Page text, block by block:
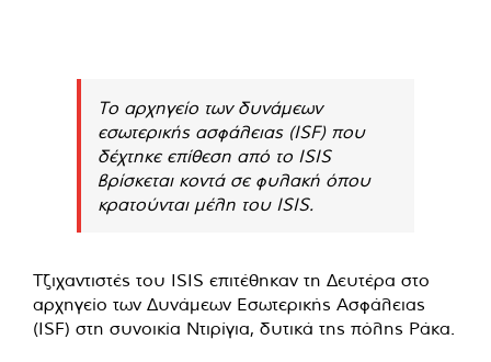
Το αρχηγείο των δυνάμεων
εσωτερικής ασφάλειας (ISF) που
δέχτηκε επίθεση από το ISIS
βρίσκεται κοντά σε φυλακή όπου
κρατούνται μέλη του ISIS.
Τζιχαντιστές του ISIS επιτέθηκαν τη Δευτέρα στο
αρχηγείο των Δυνάμεων Εσωτερικής Ασφάλειας
(ISF) στη συνοικία Ντιρίγια, δυτικά της πόλης Ράκα.